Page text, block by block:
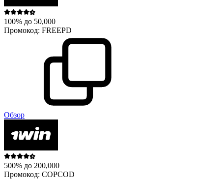
100% до 50,000
Промокод: FREEPD
Обзор
500% до 200,000
Промокод: COPCOD